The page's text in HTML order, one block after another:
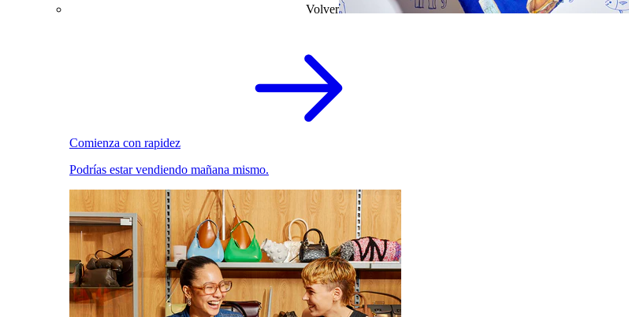
Volver
Comienza con rapidez
Podrías estar vendiendo mañana mismo.